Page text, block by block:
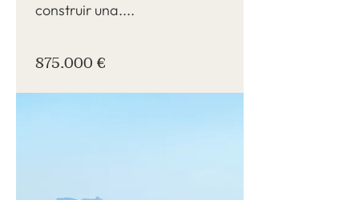
construir una....
875.000 €